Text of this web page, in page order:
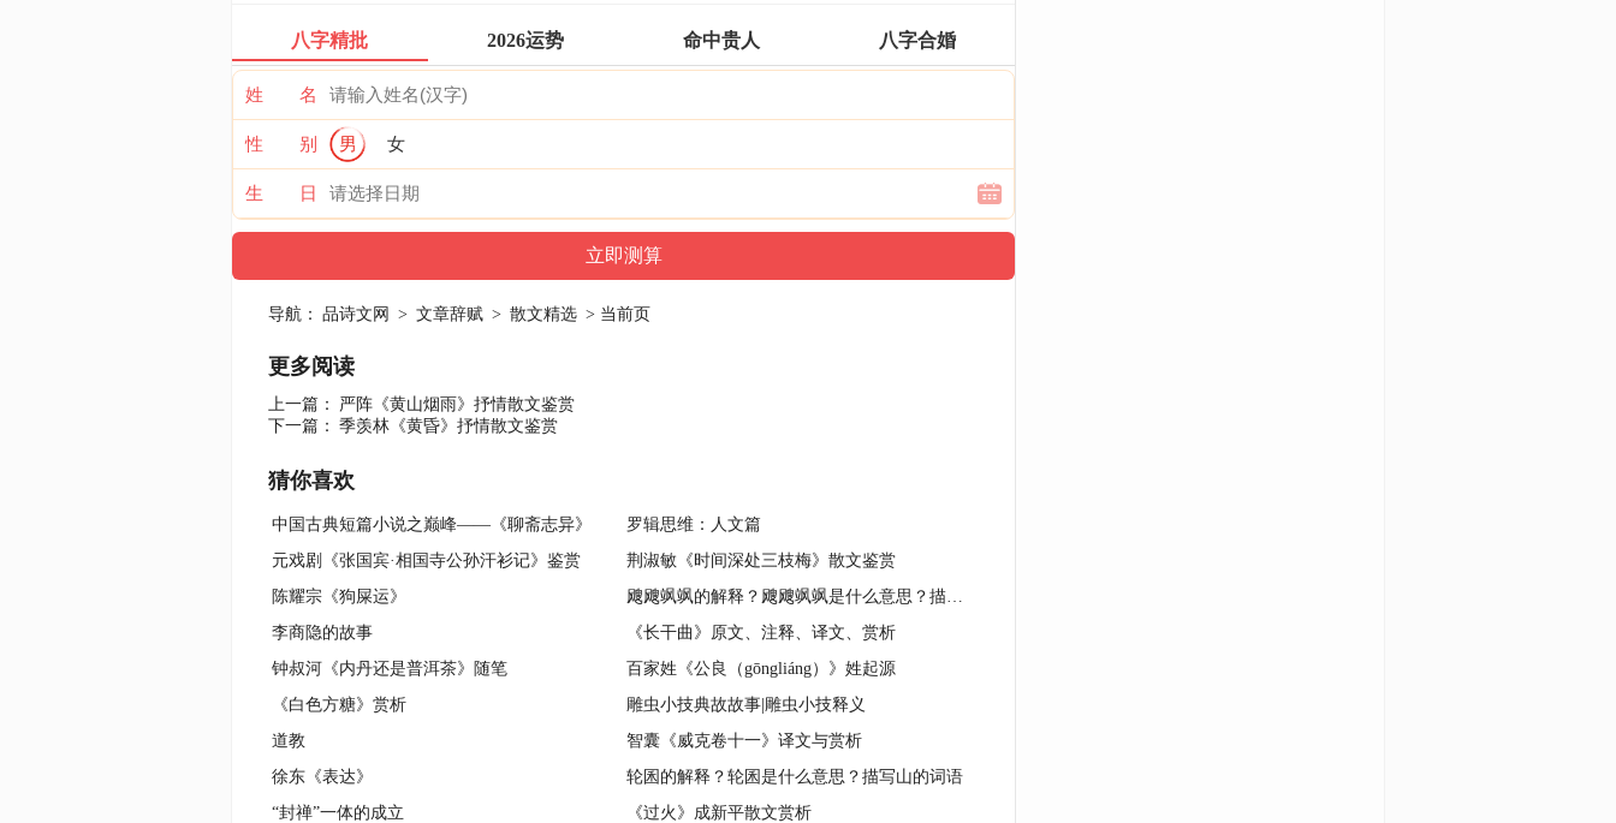
八字精批 2026运势 命中贵人 八字合婚
姓 名
性 别 男 女
生 日
导航： 品诗文网 > 文章辞赋 > 散文精选 > 当前页
更多阅读
上一篇：
严阵《黄山烟雨》抒情散文鉴赏
下一篇： 季羡林《黄昏》抒情散文鉴赏
猜你喜欢
中国古典短篇小说之巅峰——《聊斋志异》
罗辑思维：人文篇
元戏剧《张国宾·相国寺公孙汗衫记》鉴赏
荆淑敏《时间深处三枝梅》散文鉴赏
陈耀宗《狗屎运》
飕飕飒飒的解释？飕飕飒飒是什么意思？描写天的词语
李商隐的故事
《长干曲》原文、注释、译文、赏析
钟叔河《内丹还是普洱茶》随笔
百家姓《公良（gōngliáng）》姓起源
《白色方糖》赏析
雕虫小技典故故事|雕虫小技释义
道教
智囊《威克卷十一》译文与赏析
徐东《表达》
轮囷的解释？轮囷是什么意思？描写山的词语
“封禅”一体的成立
《过火》成新平散文赏析